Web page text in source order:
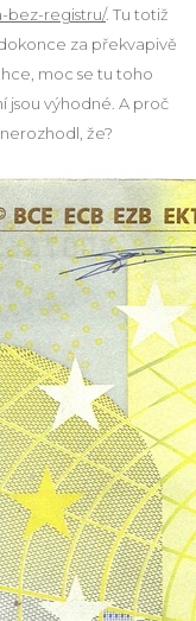
bez-registru/. Tu totiž
za překvapivě
moc se tu toho
jsou výhodné. A proč
že?